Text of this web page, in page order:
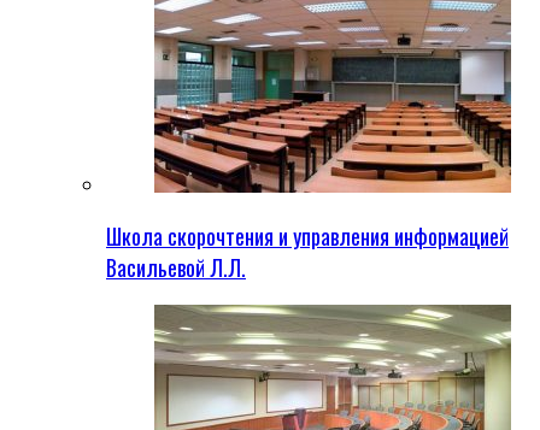
Школа скорочтения и управления информацией
Васильевой Л.Л.